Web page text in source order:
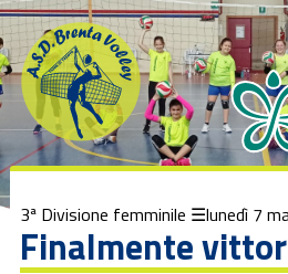
3ª Divisione femminile lunedì 7
Finalmente
degli
argomenti
delle
notizie:
1ª Divisione
femminile
1ª Divisione
Maschile